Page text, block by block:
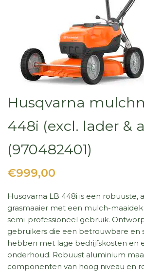
Husqvarna
448i (excl. lader &
(970482401)
€999,00
Husqvarna LB 448i is een robuuste,
grasmaaier met een mulch-
semi-professioneel gebruik.
gebruikers die een betrouwbare en
hebben met lage bedrijfskosten en
onderhoud. Robuust aluminium
componenten van hoog niveau en